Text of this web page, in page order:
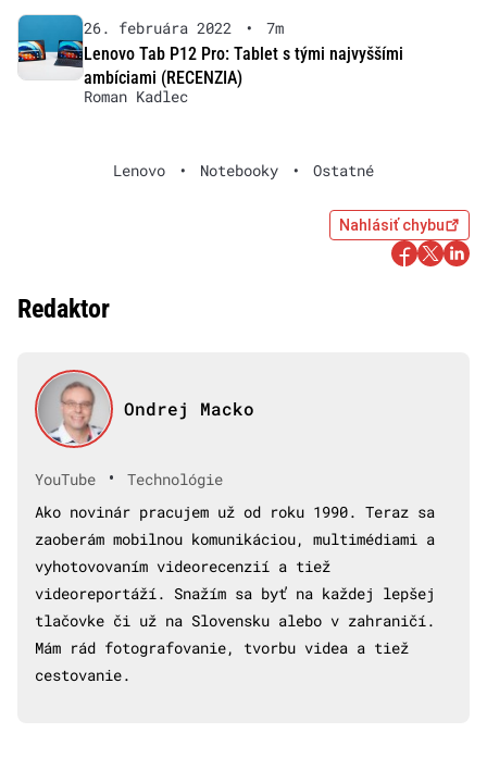
26. februára 2022 •
7m
Lenovo Tab P12 Pro: Tablet s tými najvyššími
ambíciami (RECENZIA)
Roman Kadlec
Lenovo • Notebooky • Ostatné
Nahlásiť chybu
Redaktor
Ondrej Macko
YouTube •
Technológie
Ako novinár pracujem už od roku 1990. Teraz sa
zaoberám mobilnou komunikáciou, multimédiami a
vyhotovovaním videorecenzií a tiež
videoreportáží. Snažím sa byť na každej lepšej
tlačovke či už na Slovensku alebo v zahraničí.
Mám rád fotografovanie, tvorbu videa a tiež
cestovanie.